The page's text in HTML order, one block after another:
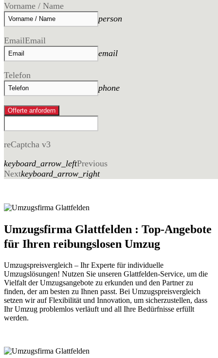
Vorname / Name
person
EmailEmail
email
Telefon
phone
Offerte anfordern
reCaptcha v3
keyboard_arrow_leftPrevious
Nextkeyboard_arrow_right
Umzugsfirma Glattfelden : Top-Angebote
für Ihren reibungslosen Umzug
Umzugspreisvergleich – Ihr Experte für individuelle
Umzugslösungen! Nutzen Sie unseren Glattfelden-Service, um die
Vielfalt der Umzugsangebote zu erkunden und den Partner zu
finden, der am besten zu Ihnen passt. Bei Umzugspreisvergleich
setzen wir auf Flexibilität und Innovation, um sicherzustellen, dass
Ihr Umzug problemlos verläuft und all Ihre Bedürfnisse erfüllt
werden.